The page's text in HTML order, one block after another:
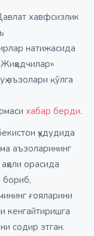
хавфсизлик
натижасида
аъзолари қўлга
хабар берди.
ҳудудида
аъзоларининг
орасида
бориб,
ғояларини
кенгайтиришга
содир этган.